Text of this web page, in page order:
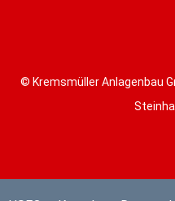
© Kremsmüller Anlagenbau